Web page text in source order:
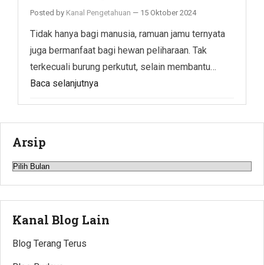
Posted by Kanal Pengetahuan — 15 Oktober 2024
Tidak hanya bagi manusia, ramuan jamu ternyata
juga bermanfaat bagi hewan peliharaan. Tak
terkecuali burung perkutut, selain membantu…
Baca selanjutnya
Arsip
Arsip
Kanal Blog Lain
Blog Terang Terus